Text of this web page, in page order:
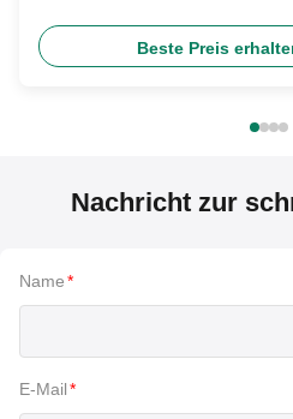
Beste Preis
Nachricht zur
Name*
E-Mail*